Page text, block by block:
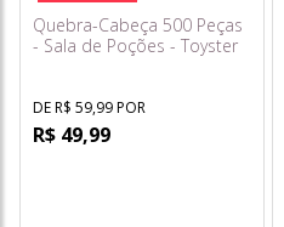
Quebra-Cabeça 500 Peças
- Sala de Poções - Toyster
DE R$ 59,99 POR
R$ 49,99